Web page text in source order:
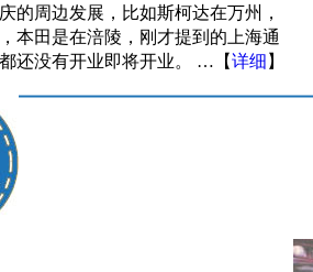
的周边发展，比如斯柯达在万州，
本田是在涪陵，刚才提到的上海通
还没有开业即将开业。 …【详细 】